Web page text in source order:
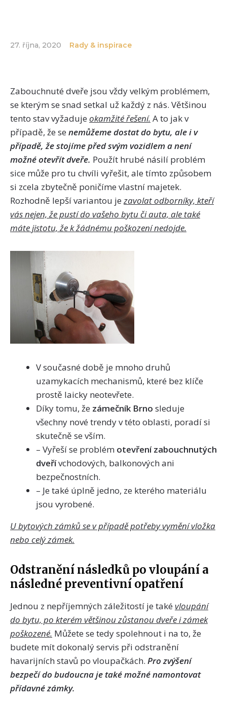
27. října, 2020 Rady & inspirace
Zabouchnuté dveře jsou vždy velkým problémem,
se kterým se snad setkal už každý z nás. Většinou
tento stav vyžaduje okamžité řešení. A to jak v
případě, že se nemůžeme dostat do bytu, ale i v
případě, že stojíme před svým vozidlem a není
možné otevřít dveře. Použít hrubé násilí problém
sice může pro tu chvíli vyřešit, ale tímto způsobem
si zcela zbytečně poničíme vlastní majetek.
Rozhodně lepší variantou je zavolat odborníky, kteří
vás nejen, že pustí do vašeho bytu či auta, ale také
máte jistotu, že k žádnému poškození nedojde.
V současné době je mnoho druhů
uzamykacích mechanismů, které bez klíče
prostě laicky neotevřete.
Díky tomu, že zámečník Brno sleduje
všechny nové trendy v této oblasti, poradí si
skutečně se vším.
– Vyřeší se problém otevření zabouchnutých
dveřívchodových, balkonových ani
bezpečnostních.
– Je také úplně jedno, ze kterého materiálu
jsou vyrobené.
U bytových zámků se v případě potřeby vymění vložka
nebo celý zámek.
Odstranění následků po vloupání a
následné preventivní opatření
Jednou z nepříjemných záležitostí je také vloupání
do bytu, po kterém většinou zůstanou dveře i zámek
poškozené. Můžete se tedy spolehnout i na to, že
budete mít dokonalý servis při odstranění
havarijních stavů po vloupačkách. Pro zvýšení
bezpečí do budoucna je také možné namontovat
přídavné zámky.